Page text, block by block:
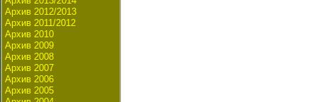
Архив 2012/2013
Архив 2011/2012
Архив 2010
Архив 2009
Архив 2008
Архив 2007
Архив 2006
Архив 2005